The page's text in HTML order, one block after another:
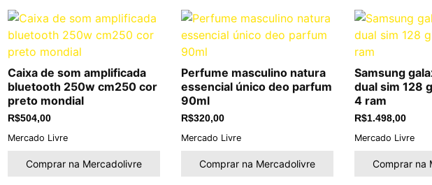
Caixa de som amplificada
bluetooth 250w cm250 cor
preto mondial
R$504,00
Mercado Livre
Comprar na Mercadolivre
Perfume masculino natura
essencial único deo parfum
90ml
R$320,00
Mercado Livre
Comprar na Mercadolivre
Samsung
dual sim 128
4 ram
R$1.498,00
Mercado Livre
Comprar na